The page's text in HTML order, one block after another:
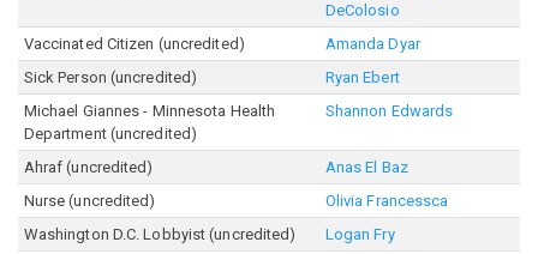
DeColosio
Vaccinated Citizen (uncredited)
Amanda Dyar
Sick Person (uncredited)
Ryan Ebert
Michael Giannes - Minnesota Health
Department (uncredited)
Shannon Edwards
Ahraf (uncredited)
Anas El Baz
Nurse (uncredited)
Olivia Francessca
Washington D.C. Lobbyist (uncredited)
Logan Fry